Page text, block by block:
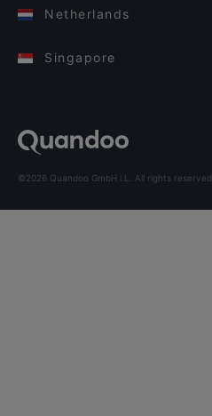
Netherlands
Singapore
©2026 Quandoo GmbH i.L. All rights reserved